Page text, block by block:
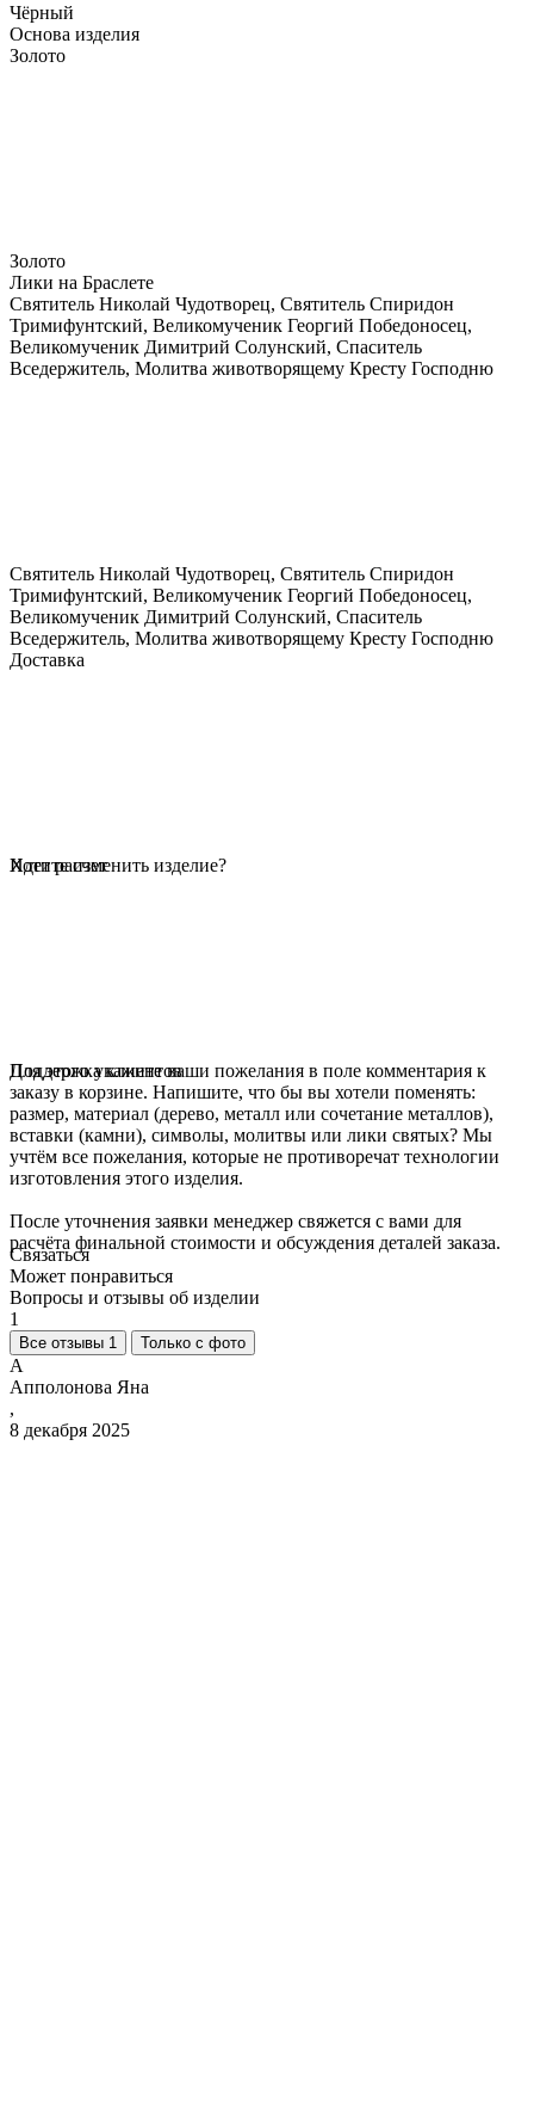
Чёрный
Основа изделия
Золото
Золото
Лики на Браслете
Святитель Николай Чудотворец, Святитель Спиридон
Тримифунтский, Великомученик Георгий Победоносец,
Великомученик Димитрий Солунский, Спаситель
Вседержитель, Молитва животворящему Кресту Господню
Святитель Николай Чудотворец, Святитель Спиридон
Тримифунтский, Великомученик Георгий Победоносец,
Великомученик Димитрий Солунский, Спаситель
Вседержитель, Молитва животворящему Кресту Господню
Доставка
Идет расчет
Хотите изменить изделие?
Для этого укажите ваши пожелания в поле комментария к
заказу в корзине. Напишите, что бы вы хотели поменять:
размер, материал (дерево, металл или сочетание металлов),
вставки (камни), символы, молитвы или лики святых? Мы
учтём все пожелания, которые не противоречат технологии
изготовления этого изделия.
После уточнения заявки менеджер свяжется с вами для
расчёта финальной стоимости и обсуждения деталей заказа.
Поддержка клиентов
Связаться
Может понравиться
Вопросы и отзывы об изделии
1
Все отзывы 1 Только с фото
А
Апполонова Яна
,
8 декабря 2025